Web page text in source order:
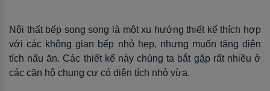
Nội thất bếp song song là một xu hướng thiết kế thích hợp
với các không gian bếp nhỏ hẹp, nhưng muốn tăng diện
tích nấu ăn. Các thiết kế này chúng ta bắt gặp rất nhiều ở
các căn hộ chung cư có diện tích nhỏ vừa.